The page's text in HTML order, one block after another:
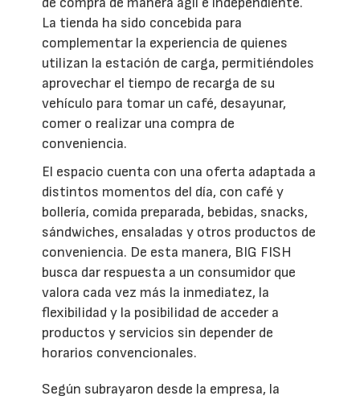
La tienda ha sido concebida para
complementar la experiencia de quienes
utilizan la estación de carga, permitiéndoles
aprovechar el tiempo de recarga de su
vehículo para tomar un café, desayunar,
comer o realizar una compra de
conveniencia.
El espacio cuenta con una oferta adaptada a
distintos momentos del día, con café y
bollería, comida preparada, bebidas, snacks,
sándwiches, ensaladas y otros productos de
conveniencia. De esta manera, BIG FISH
busca dar respuesta a un consumidor que
valora cada vez más la inmediatez, la
flexibilidad y la posibilidad de acceder a
productos y servicios sin depender de
horarios convencionales.
Según subrayaron desde la empresa, la